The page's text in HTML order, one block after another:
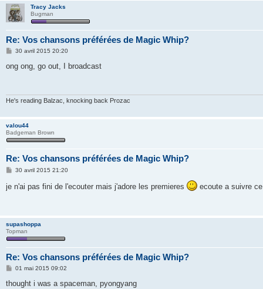
Tracy Jacks
Bugman
Re: Vos chansons préférées de Magic Whip?
M
s
s
30 avril 2015 20:20
ong ong, go out, I broadcast
He's reading Balzac, knocking back Prozac
valou44
Badgeman Brown
Re: Vos chansons préférées de Magic Whip?
M
s
30 avril 2015 21:20
je n'ai pas fini de l'ecouter mais j'adore les premieres ecoute a suivre
supashoppa
Topman
Re: Vos chansons préférées de Magic Whip?
M
s
01 mai 2015 09:02
thought i was a spaceman, pyongyang